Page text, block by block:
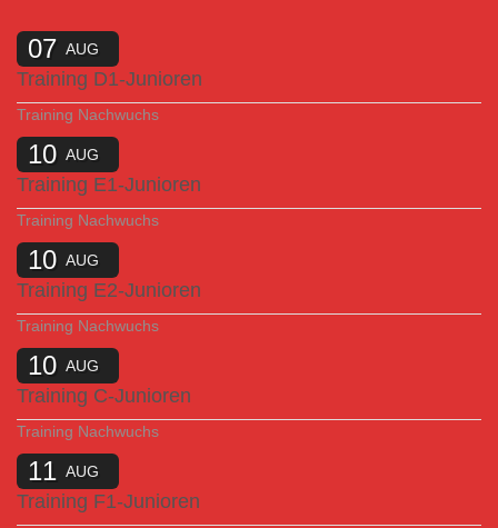
07 AUG
Training D1-Junioren
Training Nachwuchs
10 AUG
Training E1-Junioren
Training Nachwuchs
10 AUG
Training E2-Junioren
Training Nachwuchs
10 AUG
Training C-Junioren
Training Nachwuchs
11 AUG
Training F1-Junioren